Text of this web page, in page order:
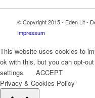
© Copyright 2015 - Eden Lit -
Impressum
This website uses cookies to
ok with this, but you can opt-
settings
ACCEPT
Privacy & Cookies Policy